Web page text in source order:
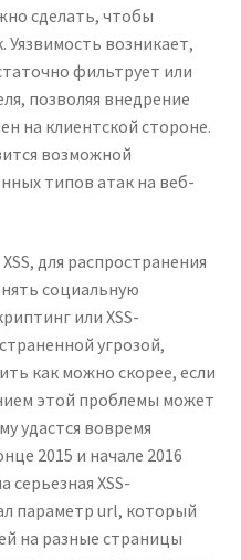
сделать, чтобы
Уязвимость возникает,
фильтрует или
позволяя внедрение
на клиентской стороне.
возможной
типов атак на веб-
для распространения
социальную
или XSS-
угрозой,
как можно скорее, если
этой проблемы может
удастся вовремя
2015 и начале 2016
серьезная XSS-
параметр url, который
на разные страницы